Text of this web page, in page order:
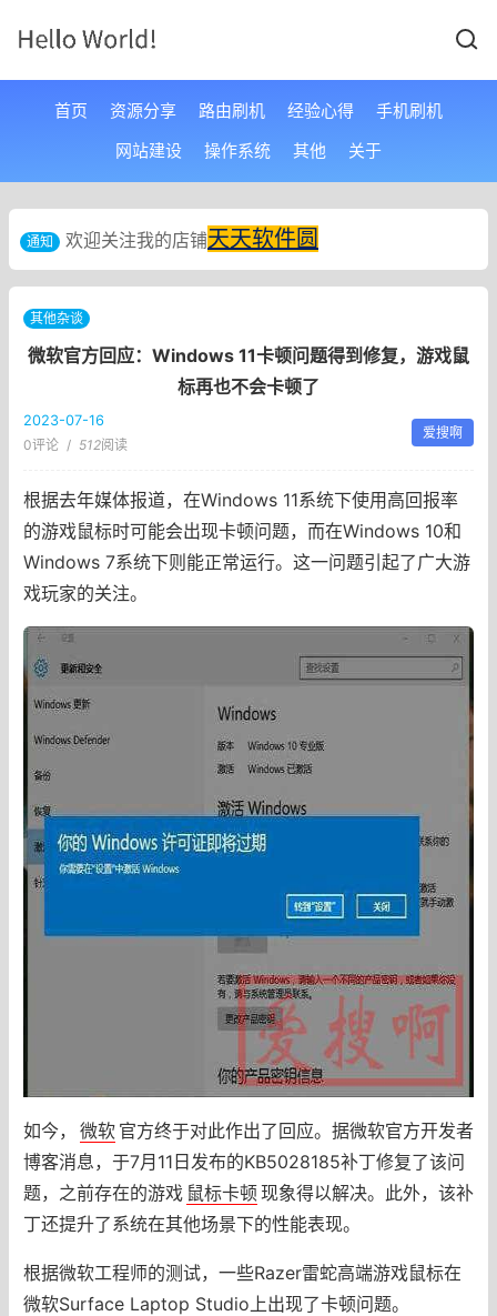
首页 资源分享 路由刷机 经验心得
手机刷机
网站建设
操作系统 其他 关于
通知 欢迎关注我的店铺天天软件圆
其他杂谈
微软官方回应：Windows 11卡顿问题得到修复，游戏鼠
标再也不会卡顿了
2023-07-16
0评论 / 512阅读
爱搜啊
根据去年媒体报道，在Windows 11系统下使用高回报率
的游戏鼠标时可能会出现卡顿问题，而在Windows 10和
Windows 7系统下则能正常运行。这一问题引起了广大游
戏玩家的关注。
如今， 微软 官方终于对此作出了回应。据微软官方开发者
博客消息，于7月11日发布的KB5028185补丁修复了该问
题，之前存在的游戏 鼠标卡顿现象得以解决。此外，该补
丁还提升了系统在其他场景下的性能表现。
根据微软工程师的测试，一些Razer雷蛇高端游戏鼠标在
微软Surface Laptop Studio上出现了卡顿问题。